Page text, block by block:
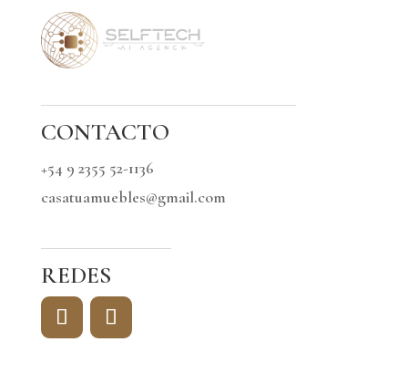
CONTACTO
+54 9 2355 52-1136
casatuamuebles@gmail.com
REDES